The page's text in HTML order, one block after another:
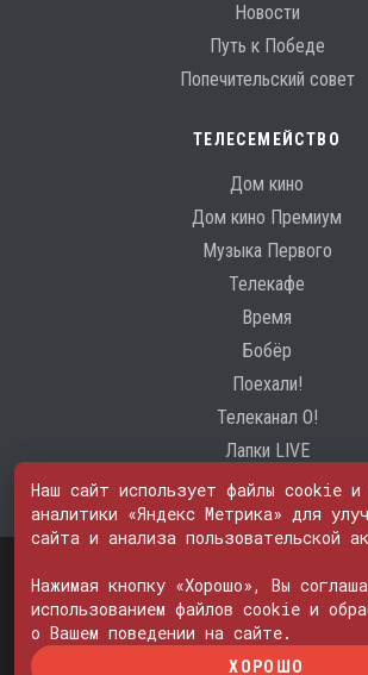
Новости
Путь к Победе
Попечительский совет
ТЕЛЕСЕМЕЙСТВО
Дом кино
Дом кино Премиум
Музыка Первого
Телекафе
Время
Бобёр
Поехали!
Телеканал О!
Лапки LIVE
№ ФС 77 - 74600
© 2000—2026. Редакция телеканала «ПОБЕДА».
материалы, опубликованные на сайте,
использование материалов возможно только с
Наш сайт использует файлы cookie и
аналитики «Яндекс Метрика» для
сайта и анализа пользовательской
Нажимая кнопку «Хорошо», Вы
использованием файлов cookie и
о Вашем поведении на сайте.
ХОРОШО